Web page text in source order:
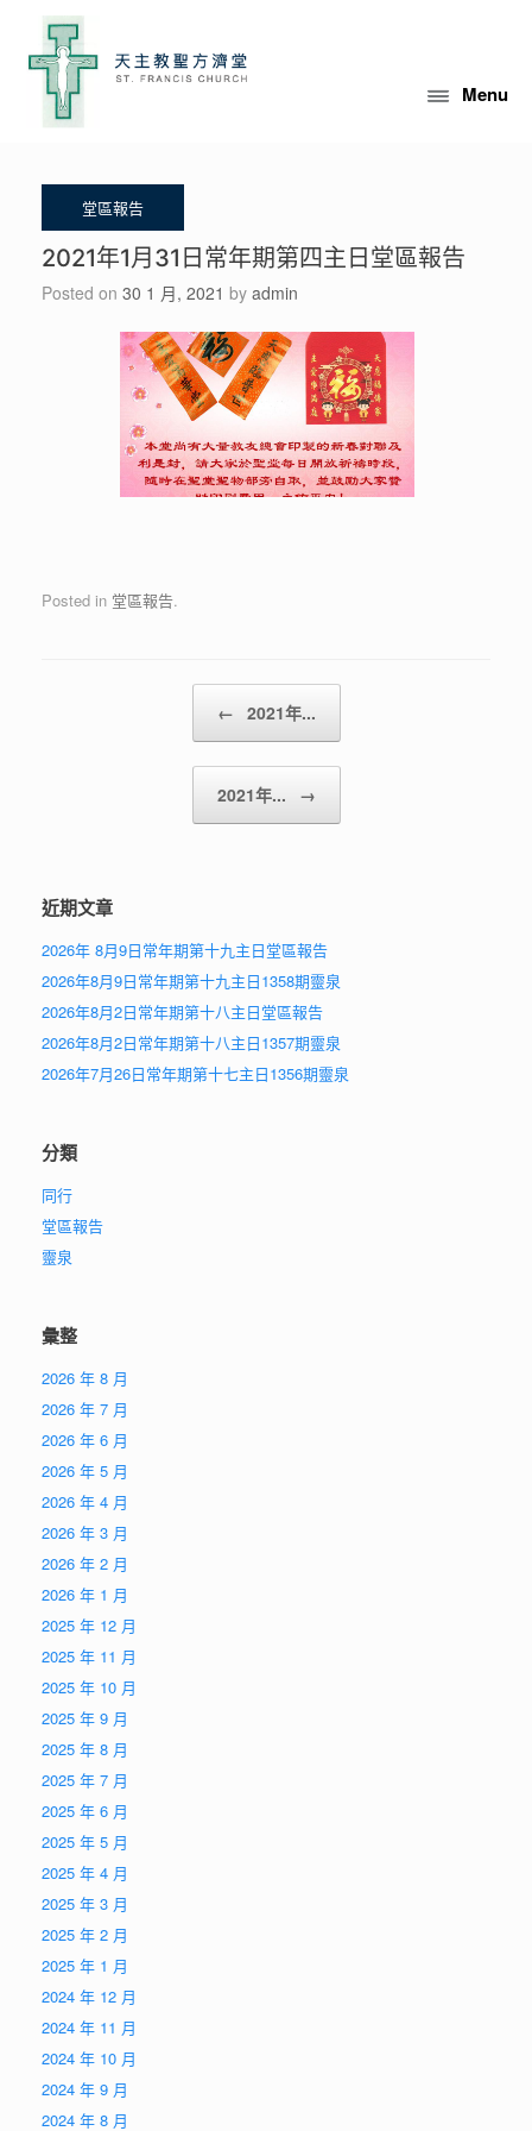
content
Menu
2021年1月31日常年期第四主日堂區報告
Posted on 30 1 月, 2021 by admin
Posted in 堂區報告.
Post navigation
← 2021年...
2021年... →
近期文章
2026年 8月9日常年期第十九主日堂區報告
2026年8月9日常年期第十九主日1358期靈泉
2026年8月2日常年期第十八主日堂區報告
2026年8月2日常年期第十八主日1357期靈泉
2026年7月26日常年期第十七主日1356期靈泉
分類
同行
堂區報告
靈泉
彙整
2026 年 8 月
2026 年 7 月
2026 年 6 月
2026 年 5 月
2026 年 4 月
2026 年 3 月
2026 年 2 月
2026 年 1 月
2025 年 12 月
2025 年 11 月
2025 年 10 月
2025 年 9 月
2025 年 8 月
2025 年 7 月
2025 年 6 月
2025 年 5 月
2025 年 4 月
2025 年 3 月
2025 年 2 月
2025 年 1 月
2024 年 12 月
2024 年 11 月
2024 年 10 月
2024 年 9 月
2024 年 8 月